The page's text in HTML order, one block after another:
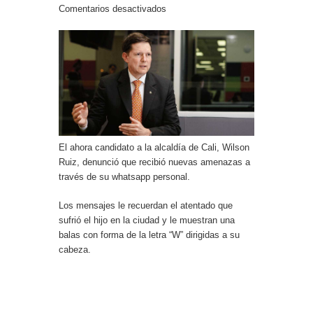
Comentarios desactivados
El ahora candidato a la alcaldía de Cali, Wilson
Ruiz, denunció que recibió nuevas amenazas a
través de su whatsapp personal.
Los mensajes le recuerdan el atentado que
sufrió el hijo en la ciudad y le muestran una
balas con forma de la letra “W” dirigidas a su
cabeza.